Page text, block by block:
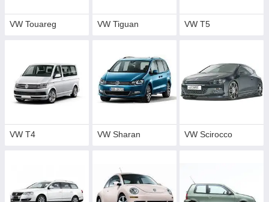
VW Touareg VW Tiguan VW T5
VW T4 VW Sharan VW Scirocco